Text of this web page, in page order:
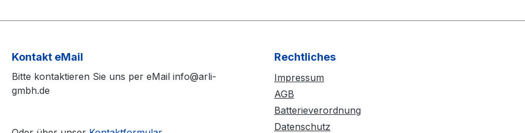
Kontakt eMail
Bitte kontaktieren Sie uns per eMail info@arli-
gmbh.de
Rechtliches
Impressum
AGB
Batterieverordnung
Datenschutz